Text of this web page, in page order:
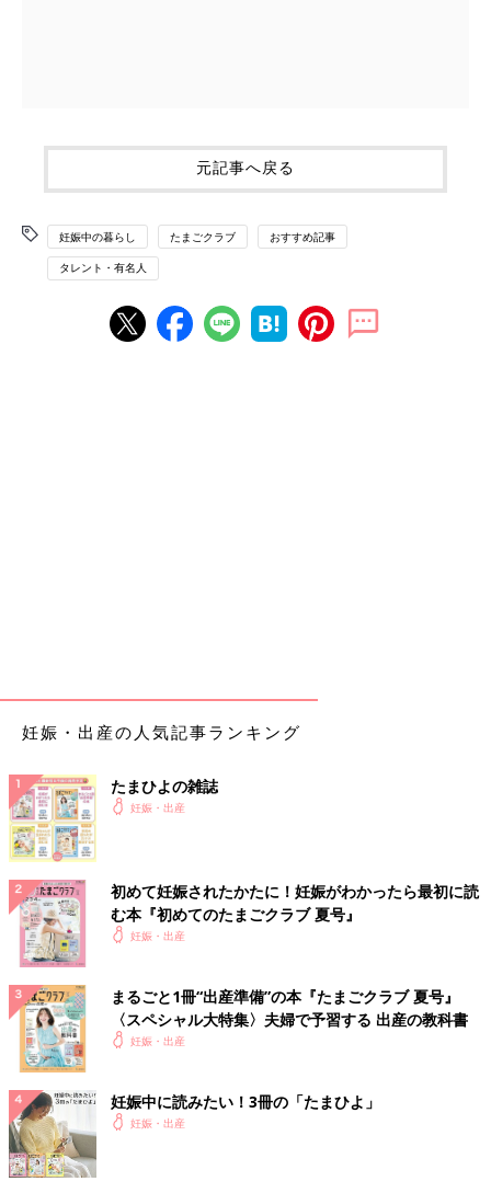
元記事へ戻る
妊娠中の暮らし たまごクラブ おすすめ記事
タレント・有名人
妊娠・出産の人気記事ランキング
たまひよの雑誌
妊娠・出産
初めて妊娠されたかたに！妊娠がわかったら最初に読
む本『初めてのたまごクラブ 夏号』
妊娠・出産
まるごと1冊“出産準備”の本『たまごクラブ 夏号』
〈スペシャル大特集〉夫婦で予習する 出産の教科書
妊娠・出産
妊娠中に読みたい！3冊の「たまひよ」
妊娠・出産